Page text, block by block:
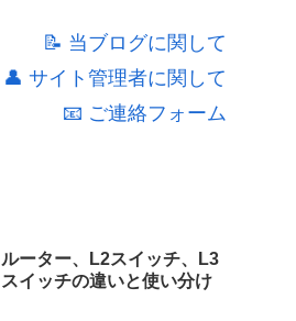
📝 当ブログに関して
👤 サイト管理者に関して
📧 ご連絡フォーム
ルーター、L2スイッチ、L3
スイッチの違いと使い分け